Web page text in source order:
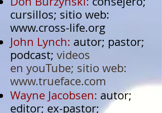
cursillos; sitio web:
www.cross-life.org
John Lynch: autor; pastor;
podcast; videos
en youTube; sitio web:
www.trueface.com
Wayne Jacobsen: autor;
editor; ex-pastor;